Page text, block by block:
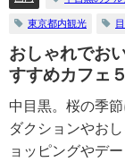
東京都内観光
おしゃれでお
すすめカフェ
中目黒。桜の季
ダクションやお
ョッピングやデ